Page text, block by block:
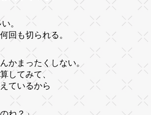
。
回も切られる。
かまったくしない。
してみて、
ているから